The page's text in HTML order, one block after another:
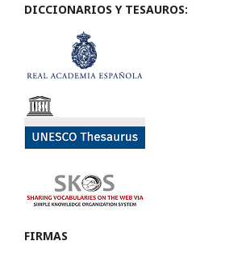
DICCIONARIOS Y TESAUROS:
FIRMAS